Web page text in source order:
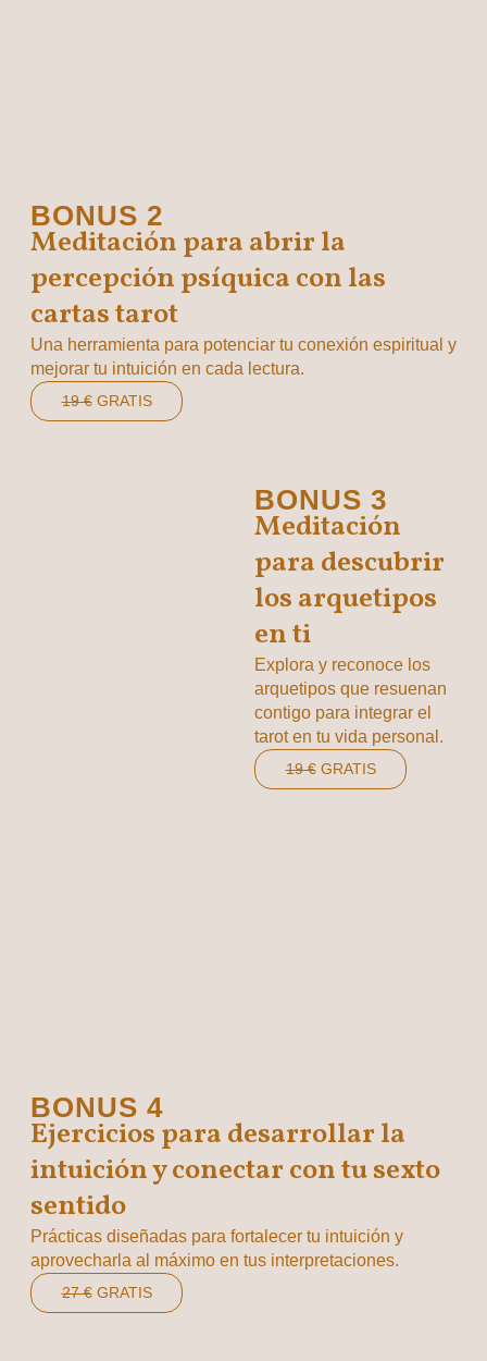
BONUS 2
Meditación para abrir la
percepción psíquica con las
cartas tarot
Una herramienta para potenciar tu conexión espiritual y
mejorar tu intuición en cada lectura.
19 €GRATIS
BONUS 3
Meditación
para descubrir
los arquetipos
en ti
Explora y reconoce los
arquetipos que resuenan
contigo para integrar el
tarot en tu vida personal.
19 €GRATIS
BONUS 4
Ejercicios para desarrollar la
intuición y conectar con tu sexto
sentido
Prácticas diseñadas para fortalecer tu intuición y
aprovecharla al máximo en tus interpretaciones.
27 €GRATIS